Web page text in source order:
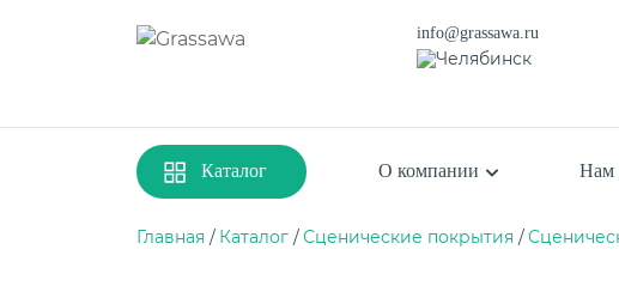
info@grassawa.ru
Челябинск
Каталог О компании Нам
Главная Каталог Сценические покрытия